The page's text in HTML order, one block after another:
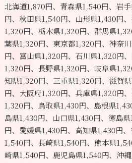
北海道1,870円、青森県1,540円、岩
円、秋田県1,540円、山形県1,430円
1,320円、栃木県1,320円、群馬県
葉県1,320円、東京都1,320円、神奈
円、富山県1,320円、石川県1,320円
1,320円、長野県1,320円、岐阜県
知県1,320円、三重県1,320円、滋賀
円、大阪府1,320円、兵庫県1,320円
1,320円、鳥取県1,430円、島根県
島県1,430円、山口県1,430円、徳島
円、愛媛県1,430円、高知県1,430円
1,540円、長崎県1,540円、熊本県
崎県1,540円、鹿児島県1,540円、沖